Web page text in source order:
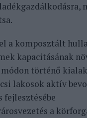
a komposztált
kapacitásának
történő
lakosok aktív
fejlesztésébe
a